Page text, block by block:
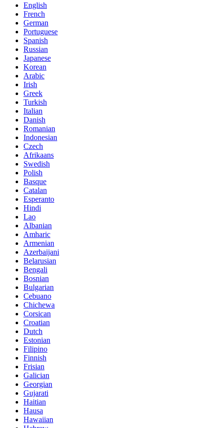
English
French
German
Portuguese
Spanish
Russian
Japanese
Korean
Arabic
Irish
Greek
Turkish
Italian
Danish
Romanian
Indonesian
Czech
Afrikaans
Swedish
Polish
Basque
Catalan
Esperanto
Hindi
Lao
Albanian
Amharic
Armenian
Azerbaijani
Belarusian
Bengali
Bosnian
Bulgarian
Cebuano
Chichewa
Corsican
Croatian
Dutch
Estonian
Filipino
Finnish
Frisian
Galician
Georgian
Gujarati
Haitian
Hausa
Hawaiian